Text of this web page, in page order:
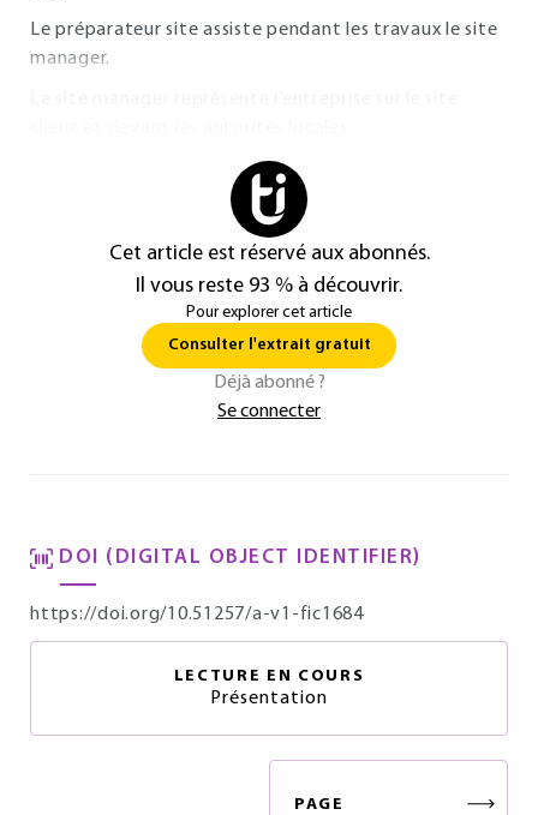
Le préparateur site assiste pendant les travaux le site
manager.
Cet article est réservé aux abonnés.
Il vous reste 93 % à découvrir.
Pour explorer cet article
Consulter l'extrait gratuit
Déjà abonné ?
Se connecter
DOI (DIGITAL OBJECT IDENTIFIER)
https://doi.org/10.51257/a-v1-fic1684
LECTURE EN COURS
Présentation
PAGE